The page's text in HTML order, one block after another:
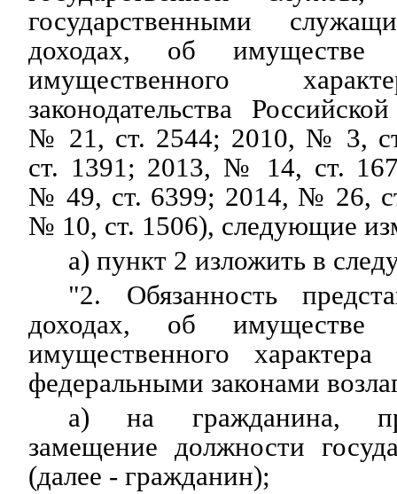
государственными
доходах, об имуществе и
имущественного
законодательства
№ 21, ст. 2544; 2010, № 3,
ст. 1391; 2013, № 14, ст.
№ 49, ст. 6399; 2014, № 26,
№ 10, ст. 1506), следующие
а) пункт 2 изложить в
"2. Обязанность
доходах, об имуществе и
имущественного
федеральными законами
а) на гражданина,
замещение должности
(далее - гражданин);